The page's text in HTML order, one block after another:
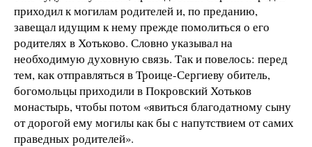
приходил к могилам родителей и, по преданию,
завещал идущим к нему прежде помолиться о его
родителях в Хотьково. Словно указывал на
необходимую духовную связь. Так и повелось: перед
тем, как отправляться в Троице-Сергиеву обитель,
богомольцы приходили в Покровский Хотьков
монастырь, чтобы потом «явиться благодатному сыну
от дорогой ему могилы как бы с напутствием от самих
праведных родителей».